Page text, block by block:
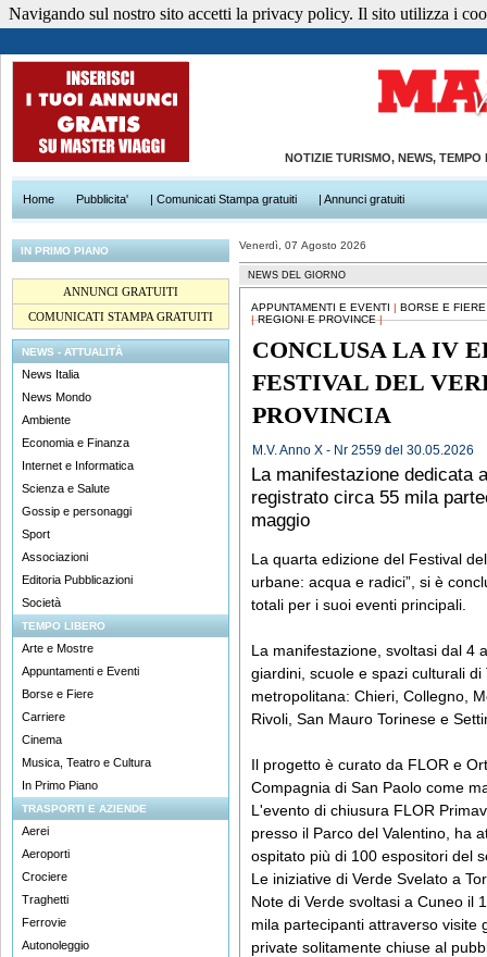
NOTIZIE TURISMO, NEWS,
Home Pubblicita' | Comunicati Stampa gratuiti | Annunci gratuiti
IN PRIMO PIANO
ANNUNCI GRATUITI
COMUNICATI STAMPA GRATUITI
NEWS - ATTUALITÀ
News Italia
News Mondo
Ambiente
Economia e Finanza
Internet e Informatica
Scienza e Salute
Gossip e personaggi
Sport
Associazioni
Editoria Pubblicazioni
Società
TEMPO LIBERO
Arte e Mostre
Appuntamenti e Eventi
Borse e Fiere
Carriere
Cinema
Musica, Teatro e Cultura
In Primo Piano
TRASPORTI E AZIENDE
Aerei
Aeroporti
Crociere
Traghetti
Ferrovie
Autonoleggio
Venerdì, 07 Agosto 2026
NEWS DEL GIORNO
APPUNTAMENTI E EVENTI | BORSE E FIERE
|REGIONI E PROVINCE|
CONCLUSA LA IV
FESTIVAL DEL
PROVINCIA
M.V. Anno X - Nr 2559 del 30.05.2026
La manifestazione dedicata
registrato circa 55 mila
maggio
La quarta edizione del Festival
urbane: acqua e radici”, si è
totali per i suoi eventi principali.
La manifestazione, svoltasi dal 4
giardini, scuole e spazi culturali
metropolitana: Chieri, Collegno,
Rivoli, San Mauro Torinese e
Il progetto è curato da FLOR e
Compagnia di San Paolo come
L'evento di chiusura FLOR
presso il Parco del Valentino, ha
ospitato più di 100 espositori del
Le iniziative di Verde Svelato a
Note di Verde svoltasi a Cuneo il
mila partecipanti attraverso visite
private solitamente chiuse al
Navigando sul nostro sito accetti la privacy policy. Il sito utilizza i